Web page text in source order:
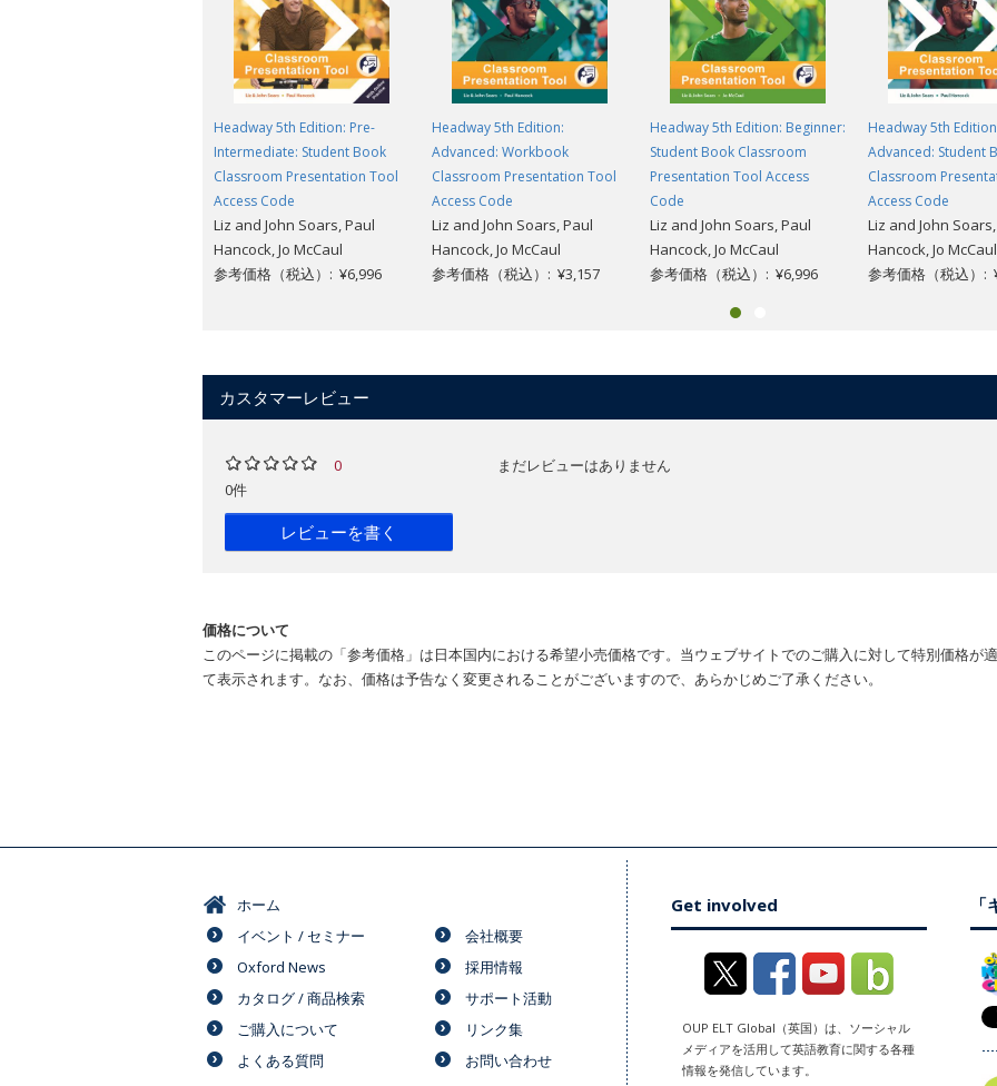
Headway 5th Edition: Pre-
Intermediate: Student Book
Classroom Presentation Tool
Access Code
Liz and John Soars, Paul
Hancock, Jo McCaul
参考価格（税込）: ¥6,996
Headway 5th Edition:
Advanced: Workbook
Classroom Presentation Tool
Access Code
Liz and John Soars, Paul
Hancock, Jo McCaul
参考価格（税込）: ¥3,157
Headway 5th Edition: Beginner:
Student Book Classroom
Presentation Tool Access
Code
Liz and John Soars, Paul
Hancock, Jo McCaul
参考価格（税込）: ¥6,996
Headway 5th
Advanced: Student
Classroom
Access Code
Liz and John
Hancock, Jo McCaul
参考価格（税込）:
カスタマーレビュー
0
0件
レビューを書く
まだレビューはありません
価格について
このページに掲載の「参考価格」は日本国内における希望小売価格です。当ウェブサイトでのご購入に対して特別価格が
て表示されます。なお、価格は予告なく変更されることがございますので、あらかじめご了承ください。
ホーム
イベント / セミナー
Oxford News
カタログ / 商品検索
ご購入について
よくある質問
会社概要
採用情報
サポート活動
リンク集
お問い合わせ
Get involved
OUP ELT Global（英国）は、ソーシャル
メディアを活用して英語教育に関する各種
情報を発信しています。